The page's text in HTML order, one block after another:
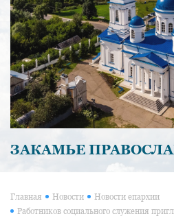
ЗАКАМЬЕ
Главная Новости Новости епархии